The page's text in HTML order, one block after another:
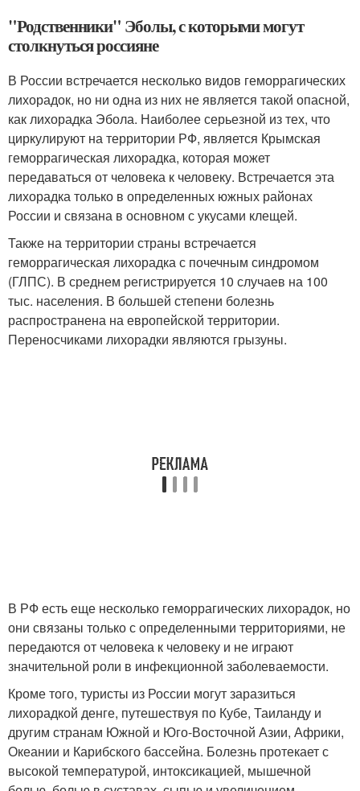
"Родственники" Эболы, с которыми могут
столкнуться россияне
В России встречается несколько видов геморрагических
лихорадок, но ни одна из них не является такой опасной,
как лихорадка Эбола. Наиболее серьезной из тех, что
циркулируют на территории РФ, является Крымская
геморрагическая лихорадка, которая может
передаваться от человека к человеку. Встречается эта
лихорадка только в определенных южных районах
России и связана в основном с укусами клещей.
Также на территории страны встречается
геморрагическая лихорадка с почечным синдромом
(ГЛПС). В среднем регистрируется 10 случаев на 100
тыс. населения. В большей степени болезнь
распространена на европейской территории.
Переносчиками лихорадки являются грызуны.
В РФ есть еще несколько геморрагических лихорадок, но
они связаны только с определенными территориями, не
передаются от человека к человеку и не играют
значительной роли в инфекционной заболеваемости.
Кроме того, туристы из России могут заразиться
лихорадкой денге, путешествуя по Кубе, Таиланду и
другим странам Южной и Юго-Восточной Азии, Африки,
Океании и Карибского бассейна. Болезнь протекает с
высокой температурой, интоксикацией, мышечной